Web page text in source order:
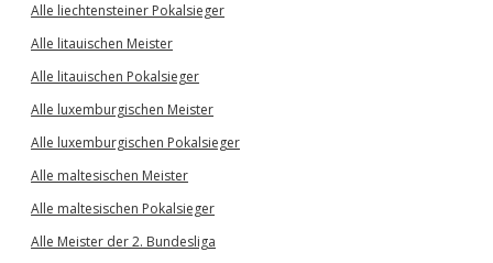
Alle liechtensteiner Pokalsieger
Alle litauischen Meister
Alle litauischen Pokalsieger
Alle luxemburgischen Meister
Alle luxemburgischen Pokalsieger
Alle maltesischen Meister
Alle maltesischen Pokalsieger
Alle Meister der 2. Bundesliga